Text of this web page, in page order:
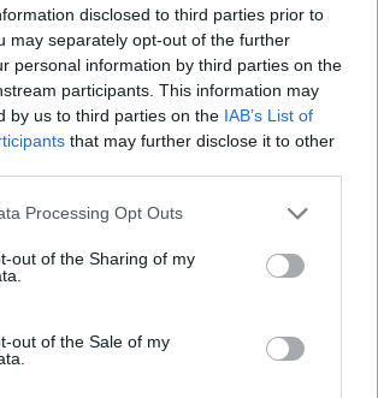
disclosed to third parties prior to
may separately opt-out of the further
personal information by third parties on the
participants. This information may
by us to third parties on the IAB’s List of
that may further disclose it to other
Processing Opt Outs
out of the Sharing of my
out of the Sale of my